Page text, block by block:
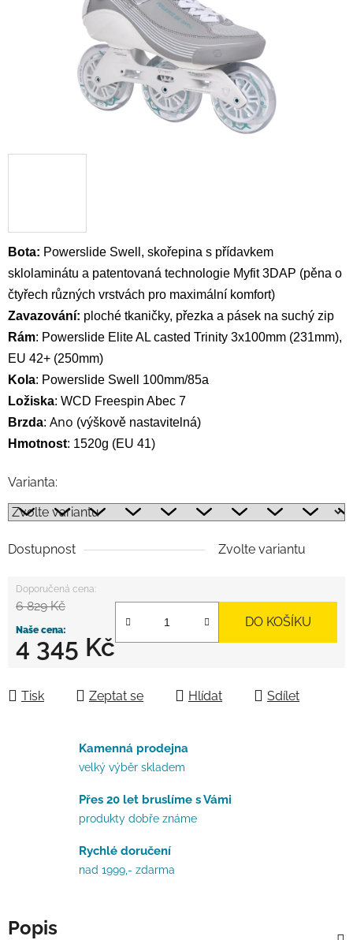
Bota: Powerslide Swell, skořepina s přídavkem
sklolaminátu a patentovaná technologie Myfit 3DAP (pěna o
čtyřech různých vrstvách pro maximální komfort)
Zavazování: ploché tkaničky, přezka a pásek na suchý zip
Rám: Powerslide Elite AL casted Trinity 3x100mm (231mm),
EU 42+ (250mm)
Kola: Powerslide Swell 100mm/85a
Ložiska: WCD Freespin Abec 7
Brzda: Ano (výškově nastavitelná)
Hmotnost: 1520g (EU 41)
Varianta:
Dostupnost Zvolte variantu
6 829 Kč
4 345 Kč
DO KOŠÍKU
Tisk Zeptat se Hlídat Sdílet
Kamenná prodejna
velký výběr skladem
Přes 20 let bruslíme s Vámi
produkty dobře známe
Rychlé doručení
nad 1999,- zdarma
Popis